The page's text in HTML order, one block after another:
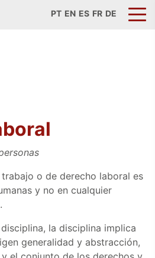
PT EN ES FR DE
o de derecho laboral es
y no en cualquier
la disciplina implica
generalidad y abstracción,